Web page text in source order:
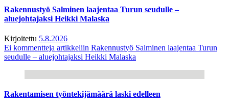
Rakennustyö Salminen laajentaa Turun seudulle –
aluejohtajaksi Heikki Malaska
Kirjoitettu 5.8.2026
Ei kommentteja artikkeliin Rakennustyö Salminen laajentaa Turun
seudulle – aluejohtajaksi Heikki Malaska
Rakentamisen työntekijämäärä laski edelleen